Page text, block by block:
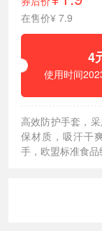
在售价¥ 7.9
4
使用时间
高效防护手套，
保材质，吸汗干
手，欧盟标准食品